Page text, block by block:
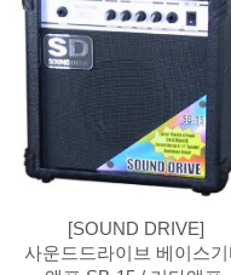
[SOUND DRIVE]
사운드드라이브 베이스